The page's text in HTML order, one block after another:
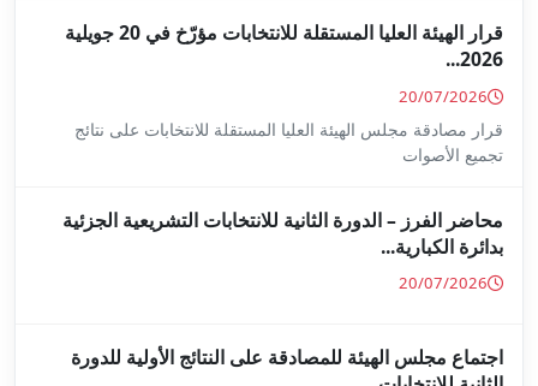
قرار الهيئة العليا المستقلة للانتخابات مؤرّخ في 20 جويلية
المستقلة للانتخابات على نتائج
للانتخابات التشريعية الجزئية
على النتائج الأولية للدورة